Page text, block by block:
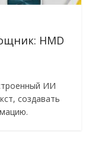
HMD
ИИ
создавать